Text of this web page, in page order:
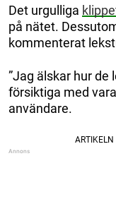
Det urgulliga
på nätet.
kommenterat
”Jag älskar hur
försiktiga med
användare.